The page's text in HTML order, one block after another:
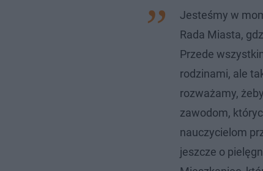
Jesteśmy w
Rada Miasta,
Przede
rodzinami, ale
rozważamy,
zawodom,
nauczycielom
jeszcze o